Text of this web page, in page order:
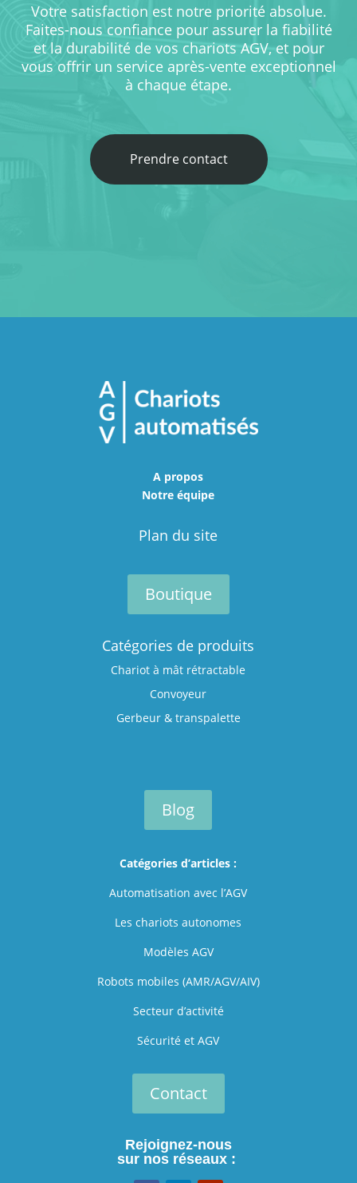
Votre satisfaction est notre priorité absolue.
Faites-nous confiance pour assurer la fiabilité
et la durabilité de vos chariots AGV, et pour
vous offrir un service après-vente exceptionnel
à chaque étape.
Prendre contact
A propos
Notre équipe
Plan du site
Boutique
Catégories de produits
Chariot à mât rétractable
Convoyeur
Gerbeur & transpalette
Blog
Catégories d’articles :
Automatisation avec l’AGV
Les chariots autonomes
Modèles AGV
Robots mobiles (AMR/AGV/AIV)
Secteur d’activité
Sécurité et AGV
Contact
Rejoignez-nous
sur nos réseaux :